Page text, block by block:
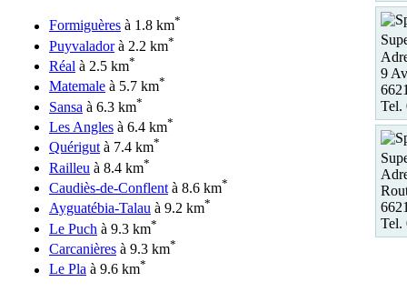
Formiguères à 1.8 km*
Puyvaladorà 2.2 km*
Réal à 2.5 km*
Matemale à 5.7 km*
Sansa à 6.3 km*
Les Angles à 6.4 km*
Quérigutà 7.4 km*
Railleu à 8.4 km*
Caudiès-de-Conflent à 8.6 km*
Ayguatébia-Talau à 9.2 km*
Le Puch à 9.3 km*
Carcanières à 9.3 km*
Le Pla à 9.6 km*
9
Tel.
Tel.